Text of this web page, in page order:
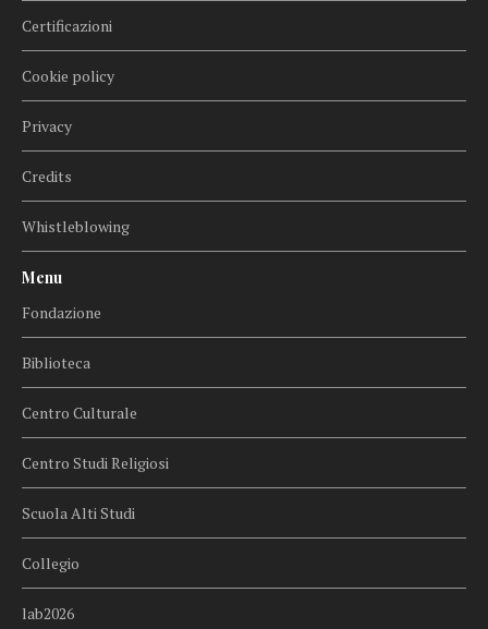
Certificazioni
Cookie policy
Privacy
Credits
Whistleblowing
Menu
Fondazione
Biblioteca
Centro Culturale
Centro Studi Religiosi
Scuola Alti Studi
Collegio
lab2026